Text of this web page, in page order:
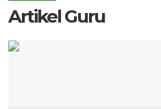
Artikel Guru